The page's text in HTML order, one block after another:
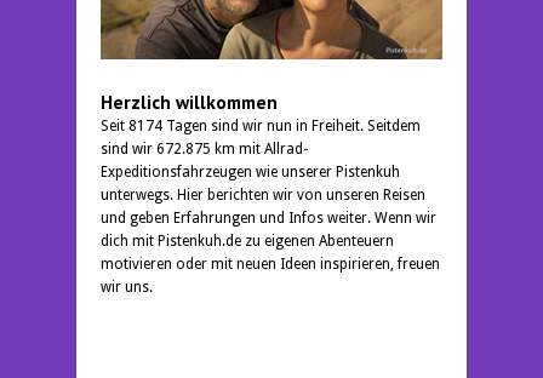
Herzlich willkommen
Seit 8174 Tagen sind wir nun in Freiheit. Seitdem
sind wir 672.875 km mit Allrad-
Expeditionsfahrzeugen wie unserer Pistenkuh
unterwegs. Hier berichten wir von unseren Reisen
und geben Erfahrungen und Infos weiter. Wenn wir
dich mit Pistenkuh.de zu eigenen Abenteuern
motivieren oder mit neuen Ideen inspirieren, freuen
wir uns.